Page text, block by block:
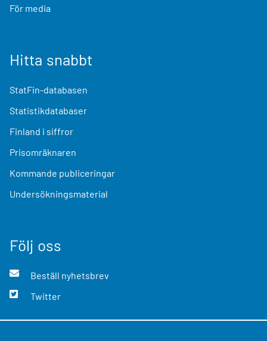
För media
Hitta snabbt
StatFin-databasen
Statistikdatabaser
Finland i siffror
Prisomräknaren
Kommande publiceringar
Undersökningsmaterial
Följ oss
Beställ nyhetsbrev
Twitter